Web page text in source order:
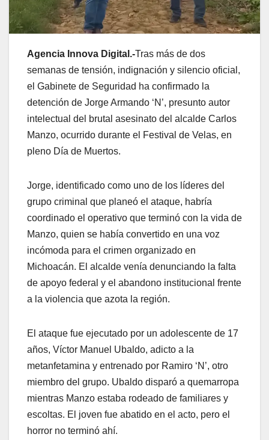
Agencia Innova Digital.-Tras más de dos
semanas de tensión, indignación y silencio oficial,
el Gabinete de Seguridad ha confirmado la
detención de Jorge Armando ‘N’, presunto autor
intelectual del brutal asesinato del alcalde Carlos
Manzo, ocurrido durante el Festival de Velas, en
pleno Día de Muertos.
Jorge, identificado como uno de los líderes del
grupo criminal que planeó el ataque, habría
coordinado el operativo que terminó con la vida de
Manzo, quien se había convertido en una voz
incómoda para el crimen organizado en
Michoacán. El alcalde venía denunciando la falta
de apoyo federal y el abandono institucional frente
a la violencia que azota la región.
El ataque fue ejecutado por un adolescente de 17
años, Víctor Manuel Ubaldo, adicto a la
metanfetamina y entrenado por Ramiro ‘N’, otro
miembro del grupo. Ubaldo disparó a quemarropa
mientras Manzo estaba rodeado de familiares y
escoltas. El joven fue abatido en el acto, pero el
horror no terminó ahí.